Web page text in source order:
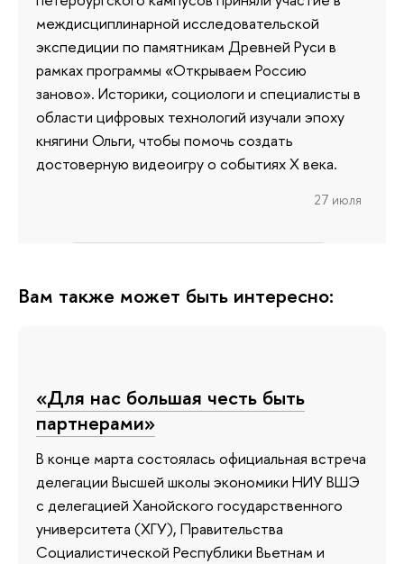
междисциплинарной исследовательской
экспедиции по памятникам Древней Руси в
рамках программы «Открываем Россию
заново». Историки, социологи и специалисты в
области цифровых технологий изучали эпоху
княгини Ольги, чтобы помочь создать
достоверную видеоигру о событиях X века.
27 июля
Вам также может быть интересно:
«Для нас большая честь быть
партнерами»
В конце марта состоялась официальная встреча
делегации Высшей школы экономики НИУ ВШЭ
с делегацией Ханойского государственного
университета (ХГУ), Правительства
Социалистической Республики Вьетнам и